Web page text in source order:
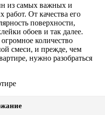
из самых важных и
работ. От качества его
поверхности,
обоев и так далее.
количество
смеси, и прежде, чем
нужно разобраться